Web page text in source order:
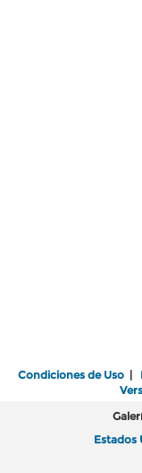
Condiciones de Uso |
Estados